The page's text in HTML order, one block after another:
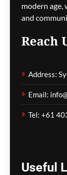
modern
and
Reach
Address:
Email:
Tel: +61
Useful